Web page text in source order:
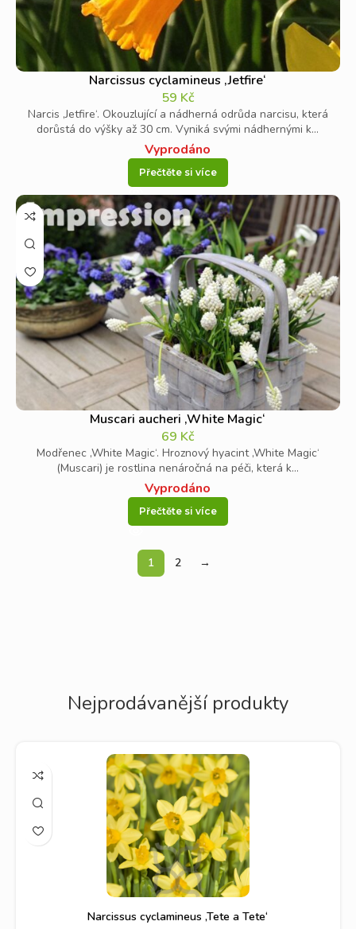
Narcissus cyclamineus ‚Jetfire‘
59 Kč
Narcis ‚Jetfire‘. Okouzlující a nádherná odrůda narcisu, která
dorůstá do výšky až 30 cm. Vyniká svými nádhernými k...
Vyprodáno
Přečtěte si více
Muscari aucheri ‚White Magic‘
69 Kč
Modřenec ‚White Magic‘. Hroznový hyacint ‚White Magic‘
(Muscari) je rostlina nenáročná na péči, která k...
Vyprodáno
Přečtěte si více
1 2 →
Nejprodávanější produkty
Narcissus cyclamineus ‚Tete a Tete‘